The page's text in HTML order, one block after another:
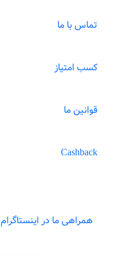
تماس با ما
کسب امتیاز
قوانین ما
Cashback
همراهی ما در اینستاگرام